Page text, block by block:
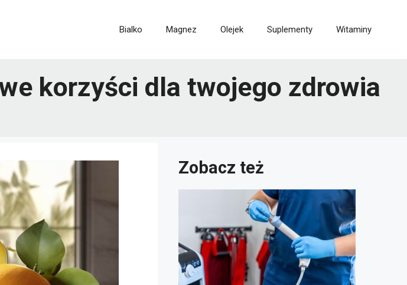
Bialko Magnez Olejek Suplementy Witaminy
korzyści dla twojego zdrowia
Zobacz też